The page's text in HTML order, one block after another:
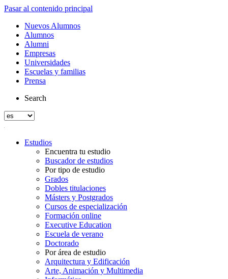
Pasar al contenido principal
Nuevos Alumnos
Alumnos
Alumni
Empresas
Universidades
Escuelas y familias
Prensa
Search
Estudios
Encuentra tu estudio
Buscador de estudios
Por tipo de estudio
Grados
Dobles titulaciones
Másters y Postgrados
Cursos de especialización
Formación online
Executive Education
Escuela de verano
Doctorado
Por área de estudio
Arquitectura y Edificación
Arte, Animación y Multimedia